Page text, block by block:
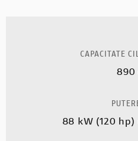
CAPACITATE
890
88 kW (120 hp)